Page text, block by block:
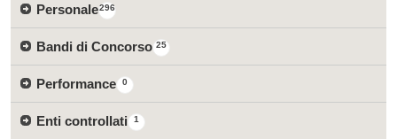
296
Personale
25
Bandi di Concorso
0
Performance
1
Enti controllati